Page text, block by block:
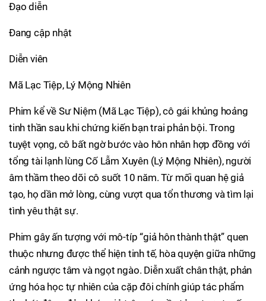
Đạo diễn
Đang cập nhật
Diễn viên
Mã Lạc Tiệp, Lý Mộng Nhiên
Phim kể về Sư Niệm (Mã Lạc Tiệp), cô gái khủng hoảng
tinh thần sau khi chứng kiến bạn trai phản bội. Trong
tuyệt vọng, cô bất ngờ bước vào hôn nhân hợp đồng với
tổng tài lạnh lùng Cố Lẫm Xuyên (Lý Mộng Nhiên), người
âm thầm theo dõi cô suốt 10 năm. Từ mối quan hệ giả
tạo, họ dần mở lòng, cùng vượt qua tổn thương và tìm lại
tình yêu thật sự.
Phim gây ấn tượng với mô-típ “giả hôn thành thật” quen
thuộc nhưng được thể hiện tinh tế, hòa quyện giữa những
cảnh ngược tâm và ngọt ngào. Diễn xuất chân thật, phản
ứng hóa học tự nhiên của cặp đôi chính giúp tác phẩm